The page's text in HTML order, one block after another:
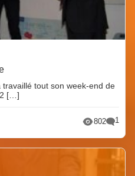
tout son week-end de
[…]
802 1